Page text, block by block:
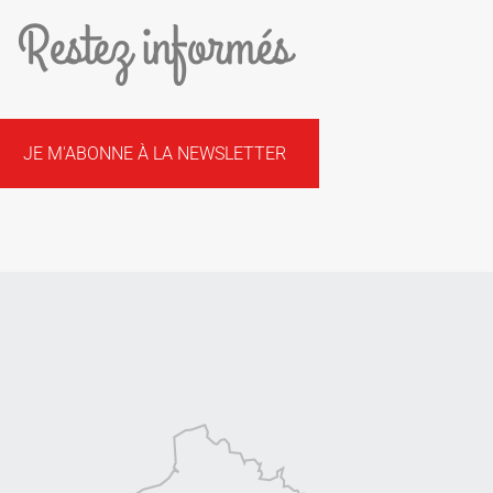
Restez informés
JE M'ABONNE À LA NEWSLETTER